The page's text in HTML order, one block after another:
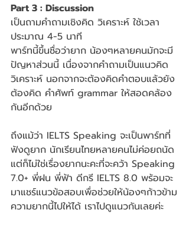
Part 3 : Discussion
เป็นถามคำถามเชิงคิด วิเคราะห์ ใช้เวลา
ประมาณ 4-5 นาที
พาร์ทนี้ขึ้นชื่อว่ายาก น้องๆหลายคนมักจะมี
ปัญหาส่วนนี้ เนื่องจากคำถามเป็นแนวคิด
วิเคราะห์ นอกจากจะต้องคิดคำตอบแล้วยัง
ต้องคิด คำศัพท์ grammar ให้สอดคล้อง
กันอีกด้วย
ถึงแม้ว่า IELTS Speaking จะเป็นพาร์ทที่
ฟังดูยาก นักเรียนไทยหลายคนไม่ค่อยถนัด
แต่ก็ไม่ใช่เรื่องยากนะคะที่จะคว้า Speaking
7.0+ พี่ฝน พี่ฟ้า ดีกรี IELTS 8.0 พร้อมจะ
มาแชร์แนวข้อสอบเพื่อช่วยให้น้องๆก้าวข้าม
ความยากนี้ไปให้ได้ เราไปดูแนวกันเลยค่ะ